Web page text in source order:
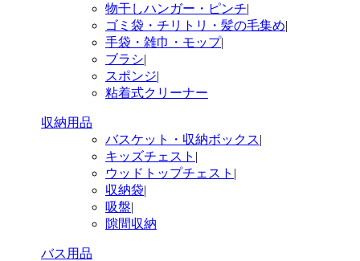
物干しハンガー・ピンチ|
ゴミ袋・チリトリ・髪の毛集め|
手袋・雑巾・モップ|
ブラシ|
スポンジ|
粘着式クリーナー
収納用品
バスケット・収納ボックス|
キッズチェスト |
ウッドトップチェスト |
収納袋|
吸盤|
隙間収納
バス用品